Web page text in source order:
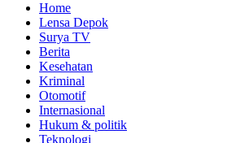
Home
Lensa Depok
Surya TV
Berita
Kesehatan
Kriminal
Otomotif
Internasional
Hukum & politik
Teknologi